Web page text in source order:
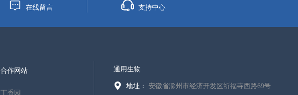
在线留言 支持中心
合作网站
丁香园
通用生物
地址： 安徽省滁州市经济开发区祈福寺西路69号